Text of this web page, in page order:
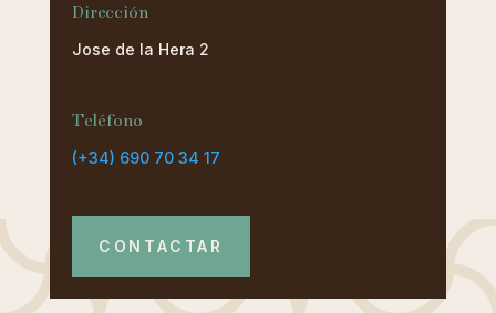
Dirección
Jose de la Hera 2
Teléfono
(+34) 690 70 34 17
CONTACTAR